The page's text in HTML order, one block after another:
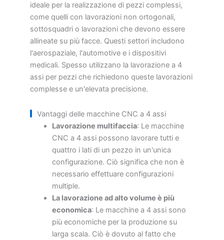
ideale per la realizzazione di pezzi complessi,
come quelli con lavorazioni non ortogonali,
sottosquadri o lavorazioni che devono essere
allineate su più facce. Questi settori includono
l'aerospaziale, l'automotive e i dispositivi
medicali. Spesso utilizzano la lavorazione a 4
assi per pezzi che richiedono queste lavorazioni
complesse e un'elevata precisione.
Vantaggi delle macchine CNC a 4 assi
Lavorazione multifaccia: Le macchine
CNC a 4 assi possono lavorare tutti e
quattro i lati di un pezzo in un'unica
configurazione. Ciò significa che non è
necessario effettuare configurazioni
multiple.
La lavorazione ad alto volume è più
economica: Le macchine a 4 assi sono
più economiche per la produzione su
larga scala. Ciò è dovuto al fatto che